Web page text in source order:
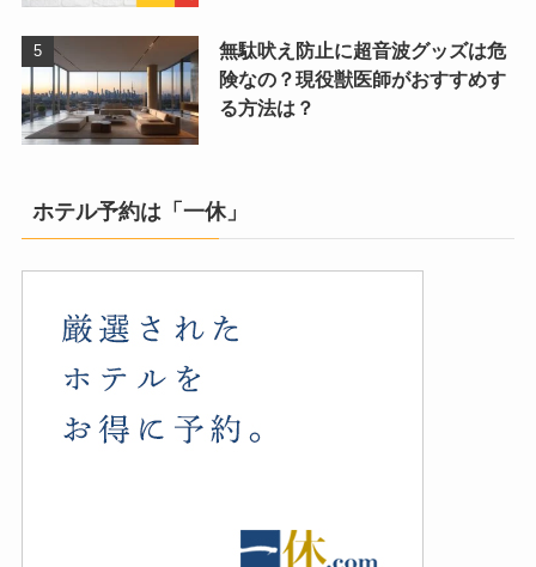
無駄吠え防止に超音波グッズは危
険なの？現役獣医師がおすすめす
る方法は？
ホテル予約は「一休」